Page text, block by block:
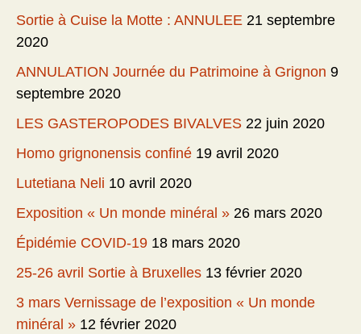
Sortie à Cuise la Motte : ANNULEE 21 septembre
2020
ANNULATION Journée du Patrimoine à Grignon 9
septembre 2020
LES GASTEROPODES BIVALVES 22 juin 2020
Homo grignonensis confiné 19 avril 2020
Lutetiana Neli 10 avril 2020
Exposition « Un monde minéral » 26 mars 2020
Épidémie COVID-19 18 mars 2020
25-26 avril Sortie à Bruxelles 13 février 2020
3 mars Vernissage de l’exposition « Un monde
minéral » 12 février 2020